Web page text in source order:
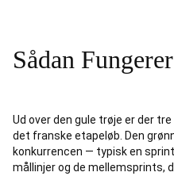
Sådan
Ud over den gule trøje er der
det franske etapeløb. Den
konkurrencen — typisk en
mållinjer og de mellemsprints,